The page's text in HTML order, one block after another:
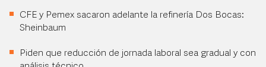
CFE y Pemex sacaron adelante la refinería Dos Bocas:
Sheinbaum
Piden que reducción de jornada laboral sea gradual y con